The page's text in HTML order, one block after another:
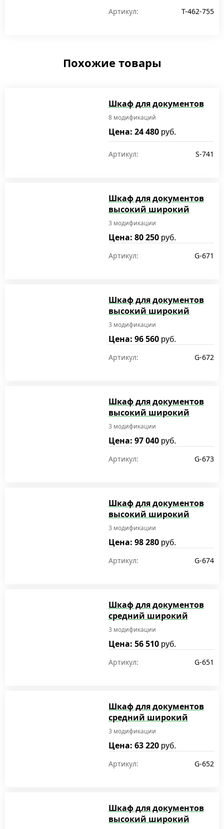
Артикул: T-462-755
Похожие товары
Шкаф для документов
8 модификаций
Цена: 24 480 руб.
Артикул: S-741
Шкаф для документов
высокий широкий
3 модификации
Цена: 80 250 руб.
Артикул: G-671
Шкаф для документов
высокий широкий
3 модификации
Цена: 96 560 руб.
Артикул: G-672
Шкаф для документов
высокий широкий
3 модификации
Цена: 97 040 руб.
Артикул: G-673
Шкаф для документов
высокий широкий
3 модификации
Цена: 98 280 руб.
Артикул: G-674
Шкаф для документов
средний широкий
3 модификации
Цена: 56 510 руб.
Артикул: G-651
Шкаф для документов
средний широкий
3 модификации
Цена: 63 220 руб.
Артикул: G-652
Шкаф для документов
высокий широкий